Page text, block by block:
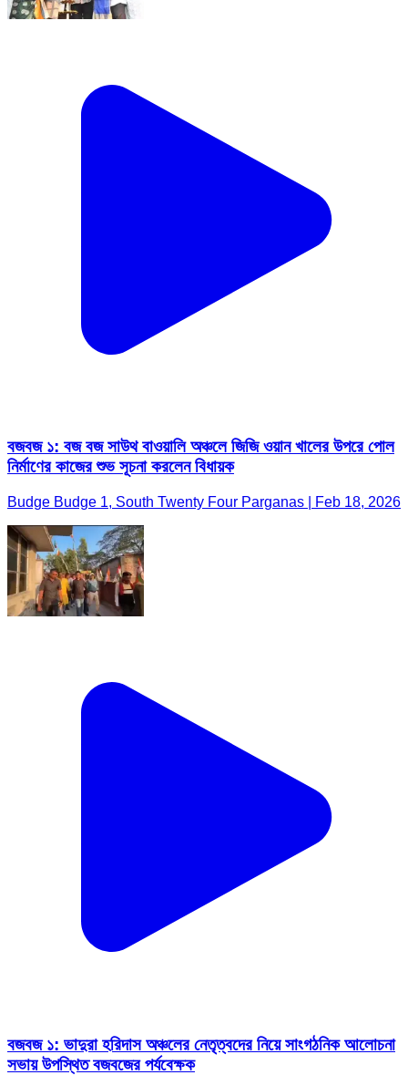
বজবজ ১: বজ বজ সাউথ বাওয়ালি অঞ্চলে জিজি ওয়ান খালের উপরে পোল
নির্মাণের কাজের শুভ সূচনা করলেন বিধায়ক
Budge Budge 1, South Twenty Four Parganas | Feb 18, 2026
বজবজ ১: ভাদুরা হরিদাস অঞ্চলের নেতৃত্বদের নিয়ে সাংগঠনিক আলোচনা
সভায় উপস্থিত বজবজের পর্যবেক্ষক